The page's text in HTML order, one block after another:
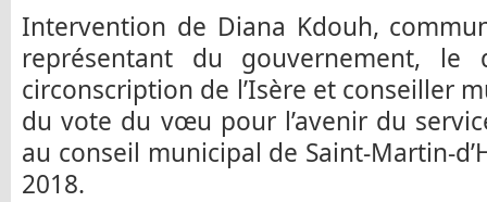
Intervention de Diana Kdouh,
représentant du gouvernement,
circonscription de l’Isère et conseiller
du vote du vœu pour l’avenir du
au conseil municipal de Saint-Martin-
2018.